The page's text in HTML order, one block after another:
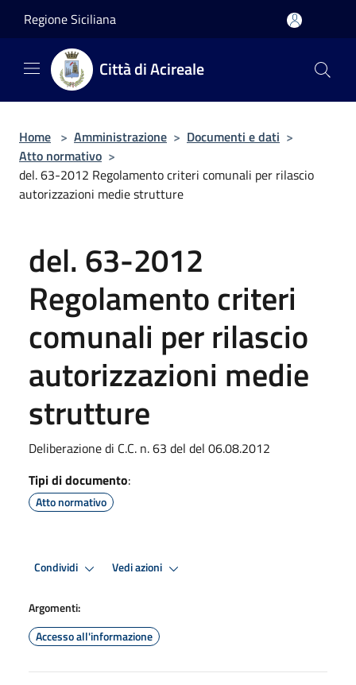
Regione Siciliana
Città di Acireale
Home > Amministrazione > Documenti e dati >
Atto normativo >
del. 63-2012 Regolamento criteri comunali per rilascio
autorizzazioni medie strutture
del. 63-2012
Regolamento criteri
comunali per rilascio
autorizzazioni medie
strutture
Deliberazione di C.C. n. 63 del del 06.08.2012
Tipi di documento:
Atto normativo
Condividi Vedi azioni
Argomenti:
Accesso all'informazione